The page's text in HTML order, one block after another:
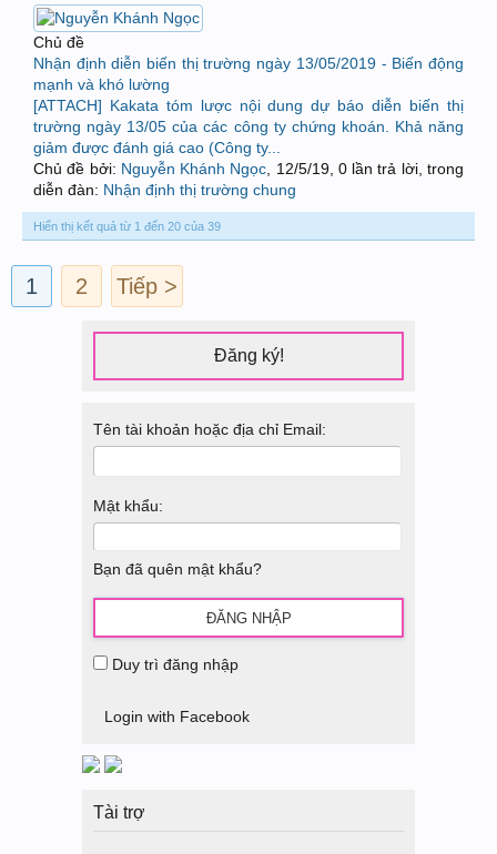
Chủ đề
Nhận định diễn biến thị trường ngày 13/05/2019 - Biến động
mạnh và khó lường
[ATTACH] Kakata tóm lược nội dung dự báo diễn biến thị
trường ngày 13/05 của các công ty chứng khoán. Khả năng
giảm được đánh giá cao (Công ty...
Chủ đề bởi: Nguyễn Khánh Ngọc 12/5/19, 0 lần trả lời, trong
diễn đàn: Nhận định thị trường chung
Hiển thị kết quả từ 1 đến 20 của 39
1 2 Tiếp >
Đăng ký!
Tên tài khoản hoặc địa chỉ Email:
Mật khẩu:
Bạn đã quên mật khẩu?
Duy trì đăng nhập
Login with Facebook
Tài trợ